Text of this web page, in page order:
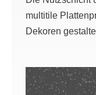
multitile
Dekoren